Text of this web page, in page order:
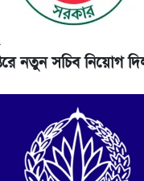
নতুন সচিব নিয়োগ